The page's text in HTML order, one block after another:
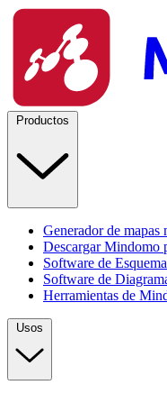
Productos
Generador de mapas
Descargar Mindomo
Software de
Software de
Herramientas de
Usos